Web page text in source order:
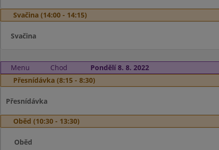
Svačina (14:00 - 14:15)
Svačina
Menu Chod
Pondělí 8. 8. 2022
Přesnídávka (8:15 - 8:30)
Přesnídávka
Oběd (10:30 - 13:30)
Oběd